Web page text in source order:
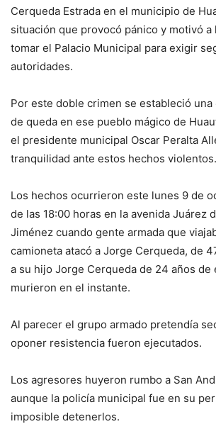
Cerqueda Estrada en el municipio de
situación que provocó pánico y motivó a
tomar el Palacio Municipal para exigir
autoridades.
Por este doble crimen se estableció
de queda en ese pueblo mágico de
el presidente municipal Oscar Peralta
tranquilidad ante estos hechos violentos.
Los hechos ocurrieron este lunes 9 de
de las 18:00 horas en la avenida Juárez
Jiménez cuando gente armada que
camioneta atacó a Jorge Cerqueda, de
a su hijo Jorge Cerqueda de 24 años de
murieron en el instante.
Al parecer el grupo armado pretendía
oponer resistencia fueron ejecutados.
Los agresores huyeron rumbo a San
aunque la policía municipal fue en su
imposible detenerlos.